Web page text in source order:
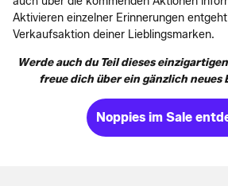
Aktivieren einzelner Erinnerungen
Verkaufsaktion deiner Lieblingsmarken.
Werde auch du Teil dieses
freue dich über ein gänzlich neues
Noppies im Sale